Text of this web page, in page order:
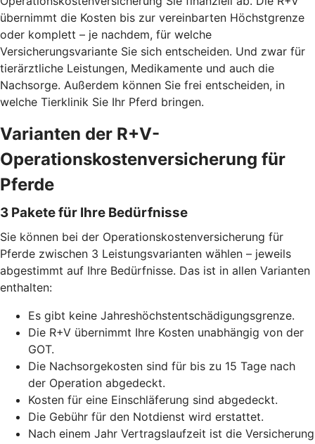
übernimmt die Kosten bis zur vereinbarten Höchstgrenze
oder komplett – je nachdem, für welche
Versicherungsvariante Sie sich entscheiden. Und zwar für
tierärztliche Leistungen, Medikamente und auch die
Nachsorge. Außerdem können Sie frei entscheiden, in
welche Tierklinik Sie Ihr Pferd bringen.
Varianten der R+V-
Operationskostenversicherung für
Pferde
3 Pakete für Ihre Bedürfnisse
Sie können bei der Operationskostenversicherung für
Pferde zwischen 3 Leistungsvarianten wählen – jeweils
abgestimmt auf Ihre Bedürfnisse. Das ist in allen Varianten
enthalten:
Es gibt keine Jahreshöchstentschädigungsgrenze.
Die R+V übernimmt Ihre Kosten unabhängig von der
GOT.
Die Nachsorgekosten sind für bis zu 15 Tage nach
der Operation abgedeckt.
Kosten für eine Einschläferung sind abgedeckt.
Die Gebühr für den Notdienst wird erstattet.
Nach einem Jahr Vertragslaufzeit ist die Versicherung